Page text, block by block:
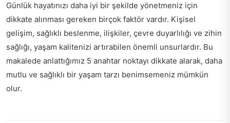
Günlük hayatınızı daha iyi bir şekilde yönetmeniz için
dikkate alınması gereken birçok faktör vardır. Kişisel
gelişim, sağlıklı beslenme, ilişkiler, çevre duyarlılığı ve zihin
sağlığı, yaşam kalitenizi artırabilen önemli unsurlardır. Bu
makalede anlattığımız 5 anahtar noktayı dikkate alarak, daha
mutlu ve sağlıklı bir yaşam tarzı benimsemeniz mümkün
olur.